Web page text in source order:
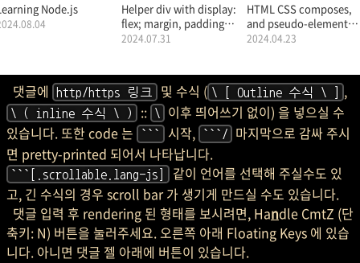
Node.js
Helper div with display:
flex; margin, padding
으로 가로 너비 설정/
2024.07.31
HTML CSS composes,
and pseudo-element
:after, :active:after, and
2024.04.23
댓글에 http/https 링크 및 수식 ( \ [ Outline 수식 \ ] ,
\ ( inline 수식 \ ) :: \
이후 띄어쓰기 없이) 을 넣으실 수
있습니다. 또한 code 는
``` 시작, ```/
마지막으로 감싸 주시
면 pretty-printed 되어서 나타납니다.
```[.scrollable.lang-js]
같이 언어를 선택해 주실수도 있
고, 긴 수식의 경우 scroll bar 가 생기게 만드실 수도 있습니다.
댓글 입력 후 rendering 된 형태를 보시려면, Handle CmtZ (단
축키: N) 버튼을 눌러주세요. 오른쪽 아래 Floating Keys 에 있습
니다. 아니면 댓글 젤 아래에 버튼이 있습니다.